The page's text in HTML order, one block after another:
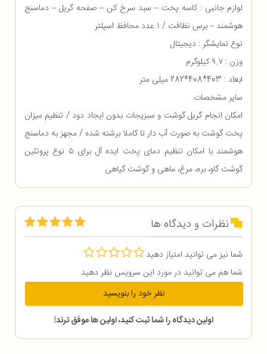
لوازم جانبی : کاسه پخت – سبد سرخ کن – صفحه گریل – دماسنج
هوشمند – برس نظافت / ۱ عدد محافظ اسپلتر
نوع نمایشگر : دیجیتال
وزن : ۹.۷ کیلوگرم
ابعاد : 403*408*282 میلی متر
سایر مشخصات
امکان انجام گریل گوشت و سبزیجات بدون ایجاد دود / تنظیم میزان
پخت گوشت به صورت آب دار تا کاملا برشته شده / مجهز به دماسنج
هوشمند با امکان تنظیم دمای پخت ایده آل برای ۵ نوع پروتئین
گوشت گاو، بره، مرغ، ماهی و گوشت گیاهی
نظرات و دیدگاه ها
شما نیز می توانید امتیاز دهید
شما هم می توانید در مورد این سرویس نظر دهید
نظر خود را بنویسید
اولین دیدگاه را شما ثبت کنید، اولین ها موفق ترند!